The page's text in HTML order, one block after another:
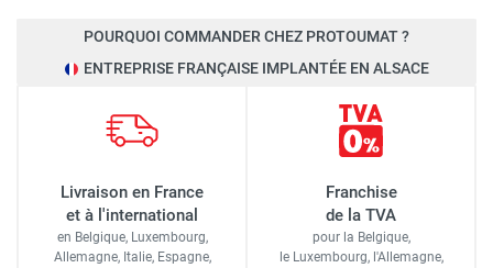
POURQUOI COMMANDER CHEZ PROTOUMAT ?
ENTREPRISE FRANÇAISE IMPLANTÉE EN ALSACE
Livraison en France
et à l'international
en Belgique, Luxembourg,
Allemagne, Italie, Espagne,
Franchise
de la TVA
pour la Belgique,
le Luxembourg, l'Allemagne,